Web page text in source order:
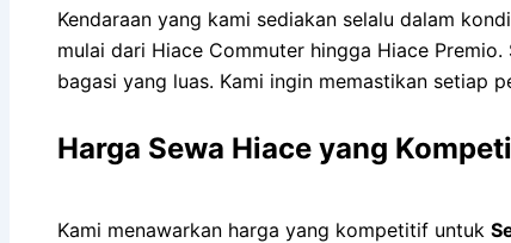
Kendaraan yang kami sediakan selalu dalam
mulai dari Hiace Commuter hingga Hiace
bagasi yang luas. Kami ingin memastikan setiap
Harga Sewa Hiace yang
Kami menawarkan harga yang kompetitif untuk